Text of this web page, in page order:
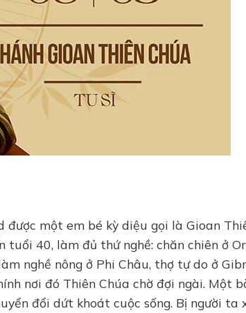
một em bé kỳ diệu gọi là Gioan
40, làm đủ thứ nghề: chăn chiên ở
nghề nông ở Phi Châu, thợ tự do ở
nơi đó Thiên Chúa chờ đợi ngài. Một
đổi dứt khoát cuộc sống. Bị người ta